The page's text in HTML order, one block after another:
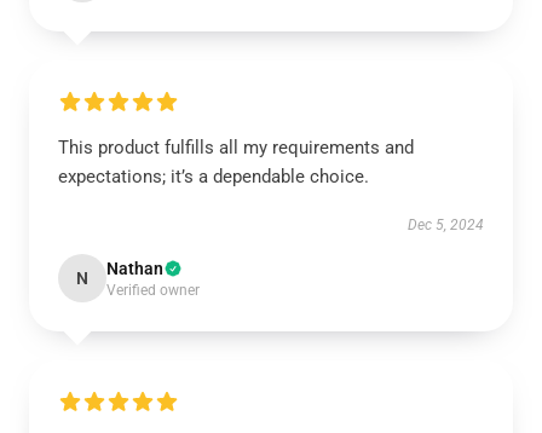
This product fulfills all my requirements and
expectations; it’s a dependable choice.
Dec 5, 2024
N Nathan
Verified owner